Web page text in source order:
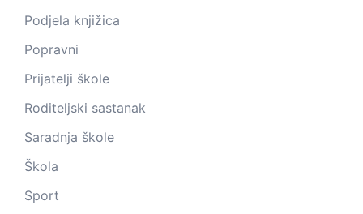
Podjela knjižica
Popravni
Prijatelji škole
Roditeljski sastanak
Saradnja škole
Škola
Sport